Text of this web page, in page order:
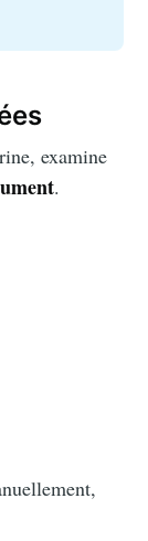
examine
.